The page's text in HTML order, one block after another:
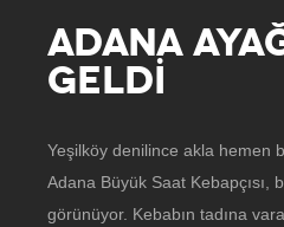
ADANA
GELDİ
Yeşilköy denilince akla hemen
Adana Büyük Saat Kebapçısı,
görünüyor. Kebabın tadına